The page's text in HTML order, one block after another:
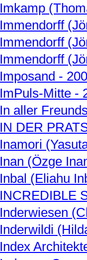
Imkamp
Immendorff
Immendorff
Immendorff
Imposand -
ImPuls-Mitte -
In aller
IN DER
Inamori
Inan (Özge
Inbal (Eliahu
INCREDIBLE
Inderwiesen
Inderwildi
Index